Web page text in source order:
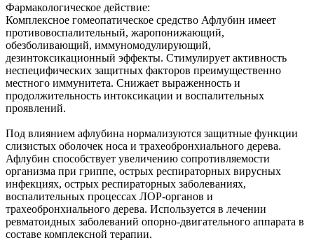
Фармакологическое действие:
Комплексное гомеопатическое средство Афлубин имеет
противовоспалительный, жаропонижающий,
обезболивающий, иммуномодулирующий,
дезинтоксикационный эффекты. Стимулирует активность
неспецифических защитных факторов преимущественно
местного иммунитета. Снижает выраженность и
продолжительность интоксикации и воспалительных
проявлений.
Под влиянием афлубина нормализуются защитные функции
слизистых оболочек носа и трахеобронхиального дерева.
Афлубин способствует увеличению сопротивляемости
организма при гриппе, острых респираторных вирусных
инфекциях, острых респираторных заболеваниях,
воспалительных процессах ЛОР-органов и
трахеобронхиального дерева. Используется в лечении
ревматоидных заболеваний опорно-двигательного аппарата в
составе комплексной терапии.